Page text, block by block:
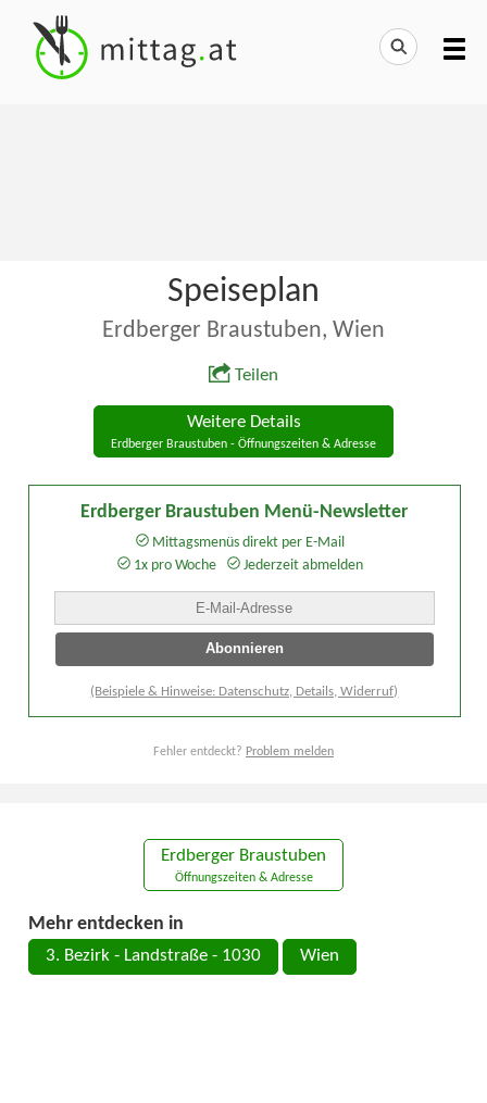
Speiseplan
Erdberger Braustuben, Wien
Teilen
Weitere Details
Erdberger Braustuben - Öffnungszeiten & Adresse
Erdberger Braustuben Menü-Newsletter
Mittagsmenüs direkt per E-Mail
1x pro Woche
Jederzeit abmelden
(Beispiele & Hinweise: Datenschutz, Details, Widerruf)
Fehler entdeckt? Problem melden
Erdberger Braustuben
Öffnungszeiten & Adresse
Mehr entdecken in
3. Bezirk - Landstraße - 1030 Wien